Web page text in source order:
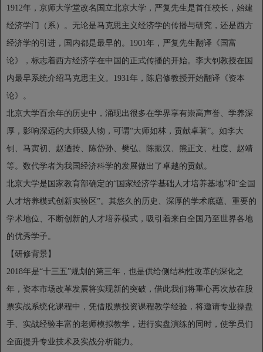
1912年，京师大学堂改名国立北京大学，严复先生是首任校长，始建
经济学门（系）。无论是马克思主义经济学的传播与研究，还是西方
经济学的引进，国内都是最早的。1901年，严复先生翻译《国富
论》，标志着西方经济学在中国的正式传播的开始。李大钊教授在国
内最早系统介绍马克思主义。1931年，陈启修教授开始翻译《资本
论》。
北京大学百余年的历史中，涌现出很多在学界享有崇高声誉、学养深
厚，影响深远的大师级人物，可谓“大师如林，贡献卓著”。如李大
钊、马寅初、赵迺抟、陈岱孙、樊弘、陈振汉、熊正文、杜度、赵靖
等。数代学者为我国经济科学的发展做出了卓越的贡献。
北京大学是国家教育部确定的“国家经济学基础人才培养基地”和“全国
人才培养模式创新实验区”。其悠久的历史、深厚的学术底蕴、重要的
学术地位、不断创新的人才培养模式，吸引着来自全国乃至世界各地
的优秀学子。
【研修背景】
2018年是“十三五”规划的第三年，也是供给侧结构性改革的深化之
年，资本市场改革发展将实现新的突破，借此我们将重心再次放在股
票实战系统化课程中，凭借股票投资课程教学经验，将邀请专业操盘
手、实战经验丰富的老师模拟教学，进行实盘演练的同时，使学员们
全面提升专业技术及实战分析能力。